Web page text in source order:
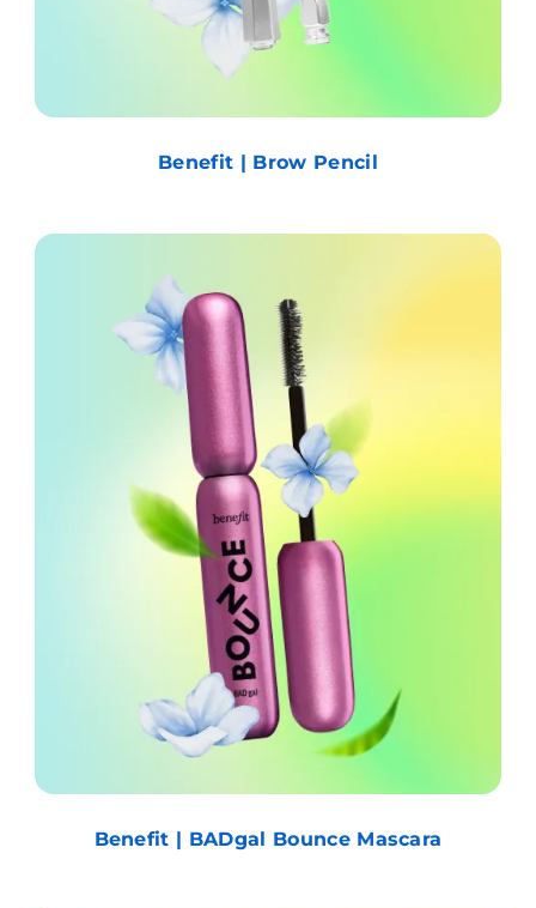
Benefit | Brow Pencil
Benefit | BADgal Bounce Mascara